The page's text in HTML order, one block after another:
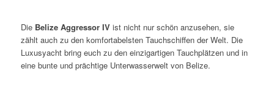
Die Belize Aggressor IVist nicht nur schön anzusehen, sie
zählt auch zu den komfortabelsten Tauchschiffen der Welt. Die
Luxusyacht bring euch zu den einzigartigen Tauchplätzen und in
eine bunte und prächtige Unterwasserwelt von Belize.